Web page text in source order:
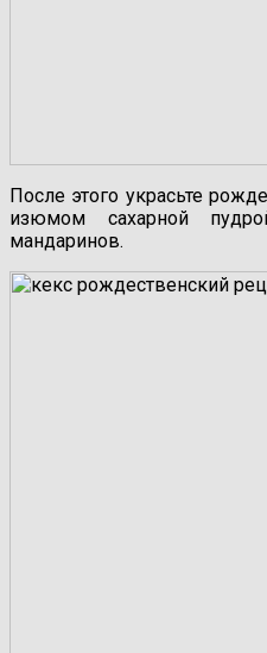
После этого украсьте
изюмом сахарной
мандаринов.